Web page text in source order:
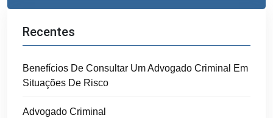
Recentes
Benefícios De Consultar Um Advogado Criminal Em
Situações De Risco
Advogado Criminal